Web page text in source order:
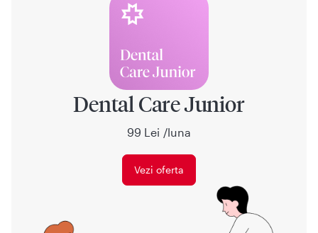
Dental Care Junior
99 Lei /luna
Vezi oferta